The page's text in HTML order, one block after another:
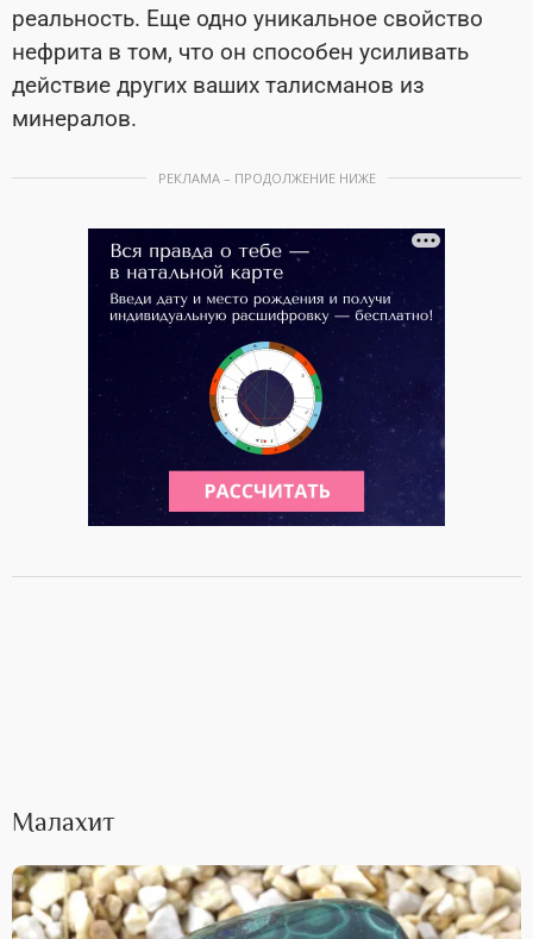
реальность. Еще одно уникальное свойство
нефрита в том, что он способен усиливать
действие других ваших талисманов из
минералов.
РЕКЛАМА – ПРОДОЛЖЕНИЕ НИЖЕ
Малахит